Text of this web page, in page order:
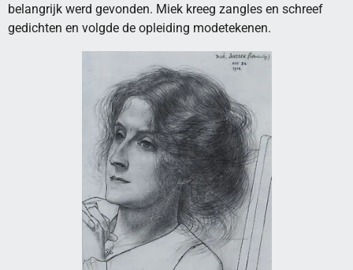
belangrijk werd gevonden. Miek kreeg zangles en schreef
gedichten en volgde de opleiding modetekenen.